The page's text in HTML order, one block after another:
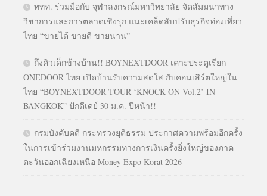
ททท. ร่วมมือกับ จุฬาลงกรณ์มหาวิทยาลัย จัดสัมมนาทาง
วิชาการและการตลาดเชิงรุก แนะเคล็ดลับปรับธุรกิจท่องเที่ยว
ไทย “ขายได้ ขายดี ขายนาน”
ถึงคิวเด็กข้างบ้าน!! BOYNEXTDOOR เคาะประตูเรียก
ONEDOOR ไทย เปิดบ้านรับความสดใส กับคอนเสิร์ตใหญ่ใน
ไทย “BOYNEXTDOOR TOUR ‘KNOCK ON Vol.2’ IN
BANGKOK” ปักดีเดย์ 30 ม.ค. ปีหน้า!!
กรมบังคับคดี กระทรวงยุติธรรม ประกาศความพร้อมอีกครั้ง
ในการเข้าร่วมงานมหกรรมทางการเงินครั้งยิ่งใหญ่ของภาค
ตะวันออกเฉียงเหนือ Money Expo Korat 2026